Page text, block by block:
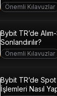
Önemli Kılavuzlar
Bybit TR’de
Sonlandırılır?
Önemli Kılavuzlar
Bybit TR’de Spot
İşlemleri Nasıl